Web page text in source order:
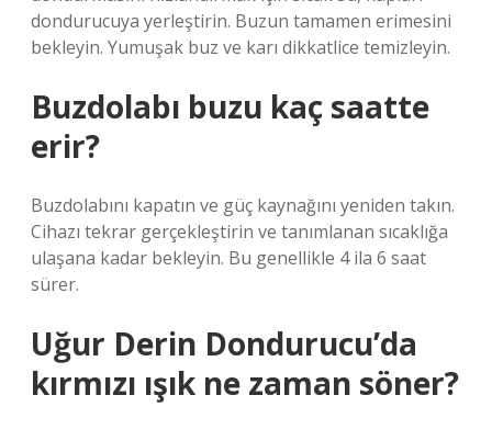
dondurucuya yerleştirin. Buzun tamamen erimesini
bekleyin. Yumuşak buz ve karı dikkatlice temizleyin.
Buzdolabı buzu kaç saatte
erir?
Buzdolabını kapatın ve güç kaynağını yeniden takın.
Cihazı tekrar gerçekleştirin ve tanımlanan sıcaklığa
ulaşana kadar bekleyin. Bu genellikle 4 ila 6 saat
sürer.
Uğur Derin Dondurucu’da
kırmızı ışık ne zaman söner?